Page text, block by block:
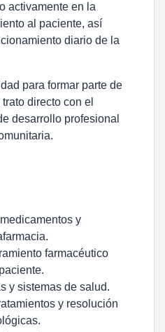
activamente en la
al paciente, así
diario de la
para formar parte de
directo con el
desarrollo profesional
y
farmacéutico
y sistemas de salud.
y resolución